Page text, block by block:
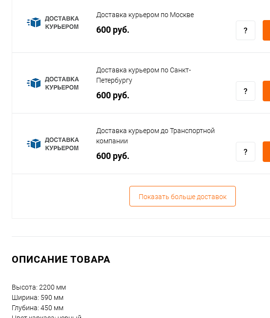
Доставка курьером по Москве
600 руб.
Доставка курьером по Санкт-
Петербургу
600 руб.
Доставка курьером до Транспортной
компании
600 руб.
Показать больше доставок
ОПИСАНИЕ ТОВАРА
Высота: 2200 мм
Ширина: 590 мм
Глубина: 450 мм